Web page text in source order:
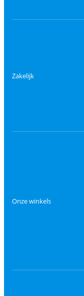
Zakelijk
Onze winkels